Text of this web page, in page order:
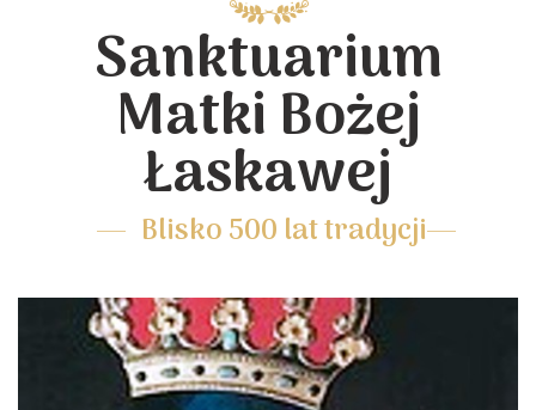
Sanktuarium
Matki Bożej
Łaskawej
Blisko 500 lat tradycji